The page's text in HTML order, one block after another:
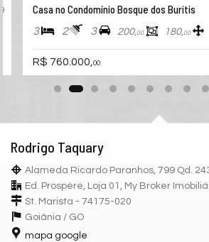
Casa no Condomínio Bosque dos Buritis
3 2 3 200,00 180,00
R$ 760.000, 00
Rodrigo Taquary
Alameda Ricardo Paranhos, 799 Qd.
Ed. Prospère, Loja 01, My Broker
St. Marista - 74175-020
Goiânia / GO
mapa google